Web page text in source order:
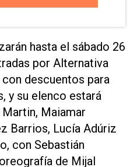
hasta el sábado 26
por Alternativa
descuentos para
y su elenco estará
Maiamar
Barrios, Lucía Adúriz
con Sebastián
de Mijal